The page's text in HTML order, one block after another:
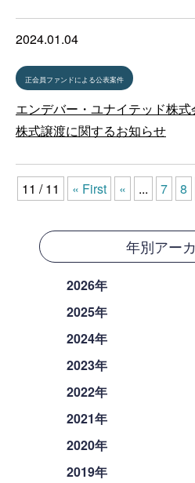
2024.01.04
正会員ファンドによる公表案件
エンデバー・ユナイテッド株
株式譲渡に関するお知らせ
11 / 11 « First « ... 7 8
年別アー
2026年
2025年
2024年
2023年
2022年
2021年
2020年
2019年